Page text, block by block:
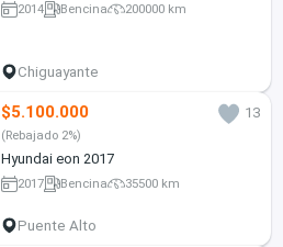
2014 Bencina 200000 km
Chiguayante
$5.100.000 13
(Rebajado 2%)
Hyundai eon 2017
2017 Bencina 35500 km
Puente Alto